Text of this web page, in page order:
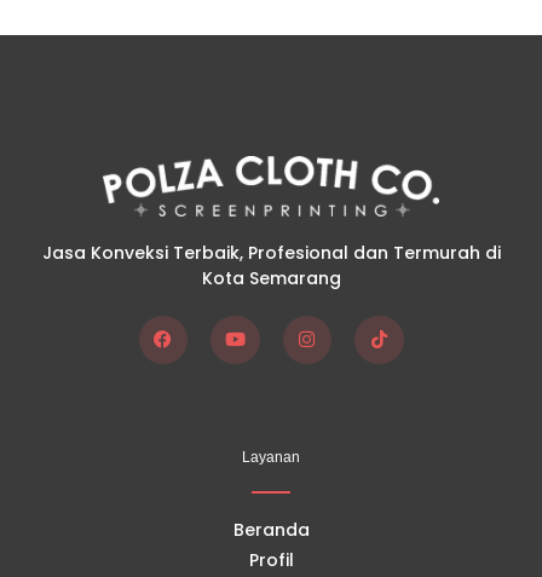
Jasa Konveksi Terbaik, Profesional dan Termurah di
Kota Semarang
F
I
T
Layanan
Beranda
Profil